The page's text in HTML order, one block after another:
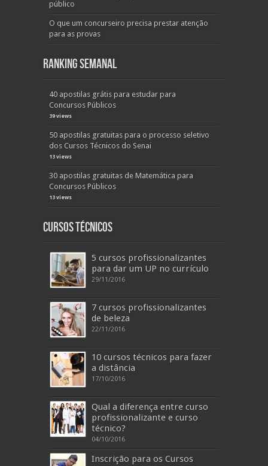
público
O que um concurseiro precisa prestar atenção
para as provas
Ranking Semanal
40 apostilas grátis para estudar para
Concursos Públicos
39 views
50 apostilas gratuitas para o processo seletivo
dos Cursos Técnicos do Senai
13 views
30 apostilas gratuitas de Matemática para
Concursos Públicos
13 views
Cursos Técnicos
5 cursos profissionalizantes
para dar um UP no currículo
29/11/2016
7 cursos profissionalizantes
de beleza
22/11/2016
10 cursos técnicos para fazer
a distância
17/10/2016
Qual a diferença entre curso
profissionalizante e curso
técnico?
04/10/2016
Inscrição para os Cursos